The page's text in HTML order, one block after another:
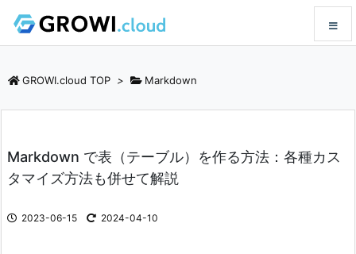
GROWI.cloud TOP > Markdown
Markdown で表（テーブル）を作る方法：各種カス
タマイズ方法も併せて解説
2023-06-15 2024-04-10